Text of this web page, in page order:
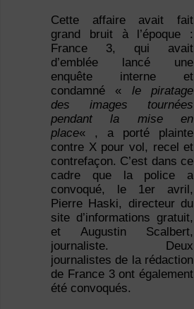
Cette affaire avait fait
grand bruit à l’époque :
France 3, qui avait
d’emblée lancé une
enquête interne et
condamné « le piratage
des images tournées
pendant la mise en
place« , a porté plainte
contre X pour vol, recel et
contrefaçon. C’est dans ce
cadre que la police a
convoqué, le 1er avril,
Pierre Haski, directeur du
site d’informations gratuit,
et Augustin Scalbert,
journaliste. Deux
journalistes de la rédaction
de France 3 ont également
été convoqués.